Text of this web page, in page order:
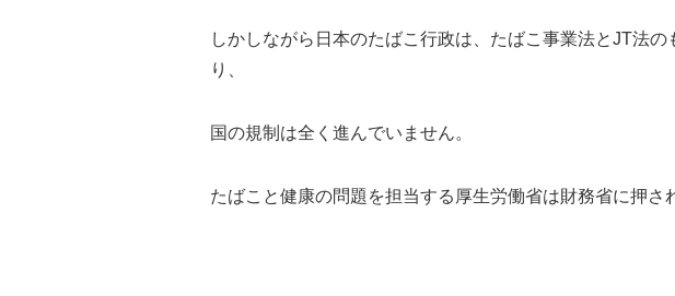
しかしながら日本のたばこ行政は、たばこ事業法とJT法
り、
国の規制は全く進んでいません。
たばこと健康の問題を担当する厚生労働省は財務省に押さ